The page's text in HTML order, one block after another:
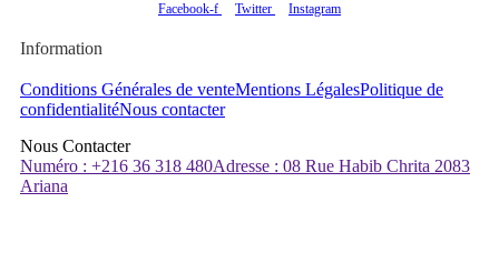
Facebook-f Twitter Instagram
Information
Conditions Générales de venteMentions LégalesPolitique de
confidentialitéNous contacter
Nous Contacter
Numéro : +216 36 318 480Adresse : 08 Rue Habib Chrita 2083
Ariana